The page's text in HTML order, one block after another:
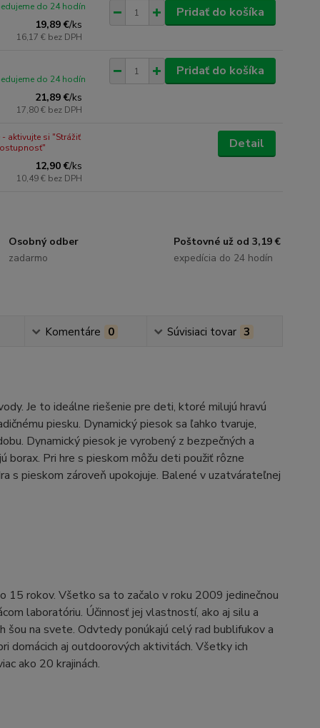
19,89 €/ks
16,17 € bez DPH
do 24 hodín Pridať do košíka
21,89 €/ks
17,80 € bez DPH
do 24 hodín
Pridať do košíka
12,90 €/ks
10,49 € bez DPH
- aktivujte si "Strážiť
Detail
Osobný odber
zadarmo
Poštovné už od 3,19 €
expedícia do 24 hodín
Komentáre 0 Súvisiaci tovar 3
Je to ideálne riešenie pre deti, ktoré milujú hravú
piesku. Dynamický piesok sa ľahko tvaruje,
Dynamický piesok je vyrobený z bezpečných a
Pri hre s pieskom môžu deti použiť rôzne
s pieskom zároveň upokojuje. Balené v uzatvárateľnej
15 rokov. Všetko sa to začalo v roku 2009 jedinečnou
laboratóriu. Účinnosť jej vlastností, ako aj silu a
na svete. Odvtedy ponúkajú celý rad bublifukov a
domácich aj outdoorových aktivitách. Všetky ich
ako 20 krajinách.